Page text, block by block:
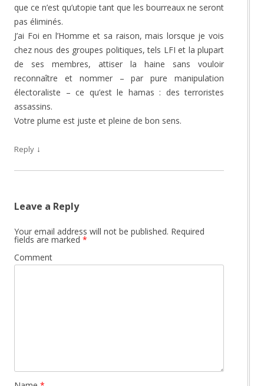
que ce n’est qu’utopie tant que les bourreaux ne seront
pas éliminés.
J’ai Foi en l’Homme et sa raison, mais lorsque je vois
chez nous des groupes politiques, tels LFI et la plupart
de ses membres, attiser la haine sans vouloir
reconnaître et nommer – par pure manipulation
électoraliste – ce qu’est le hamas : des terroristes
assassins.
Votre plume est juste et pleine de bon sens.
Reply ↓
Leave a Reply
Your email address will not be published. Required
fields are marked *
Comment